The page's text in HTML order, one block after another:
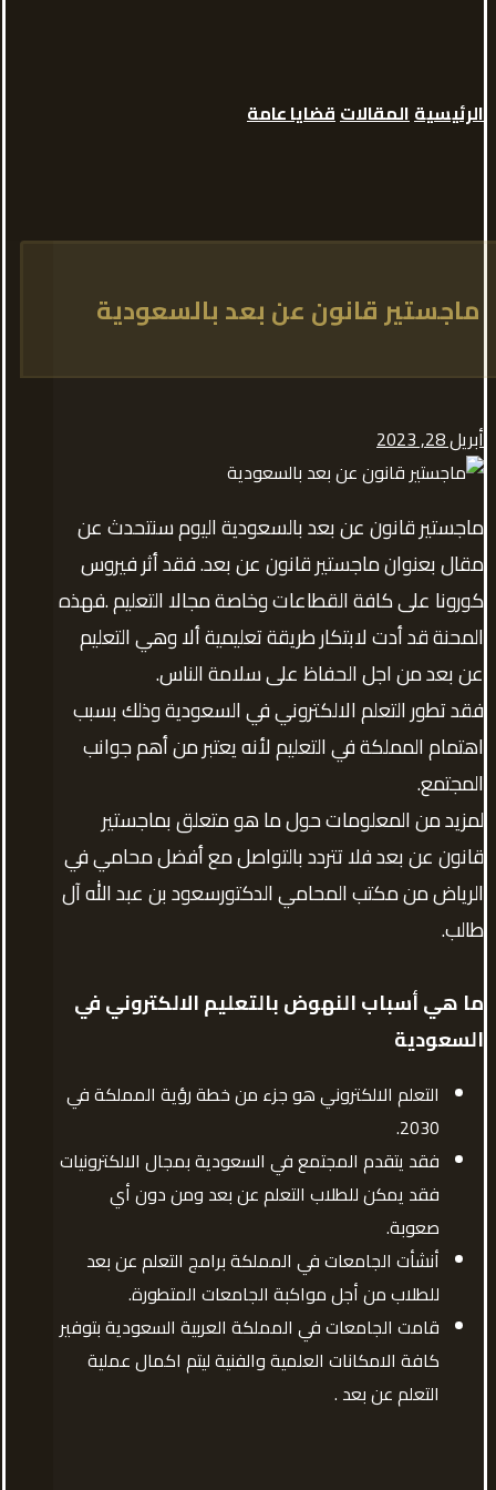
الرئيسيةالمقالاتقضايا عامة
ماجستير قانون عن بعد بالسعودية
أبريل 28, 2023
ماجستير قانون عن بعد بالسعودية اليوم سنتحدث عن
مقال بعنوان ماجستير قانون عن بعد. فقد أثر فيروس
كورونا على كافة القطاعات وخاصة مجالا التعليم .فهذه
المحنة قد أدت لابتكار طريقة تعليمية ألا وهي التعليم
عن بعد من اجل الحفاظ على سلامة الناس.
فقد تطور التعلم الالكتروني في السعودية وذلك بسبب
اهتمام المملكة في التعليم لأنه يعتبر من أهم جوانب
المجتمع.
لمزيد من المعلومات حول ما هو متعلق بماجستير
قانون عن بعد فلا تتردد بالتواصل مع أفضل محامي في
الرياض من مكتب المحامي الدكتورسعود بن عبد الله آل
طالب.
ما هي أسباب النهوض بالتعليم الالكتروني في
السعودية
التعلم الالكتروني هو جزء من خطة رؤية المملكة في
2030.
فقد يتقدم المجتمع في السعودية بمجال الالكترونيات
فقد يمكن للطلاب التعلم عن بعد ومن دون أي
صعوبة.
أنشأت الجامعات في المملكة برامج التعلم عن بعد
للطلاب من أجل مواكبة الجامعات المتطورة.
قامت الجامعات في المملكة العربية السعودية بتوفير
كافة الامكانات العلمية والفنية ليتم اكمال عملية
التعلم عن بعد .